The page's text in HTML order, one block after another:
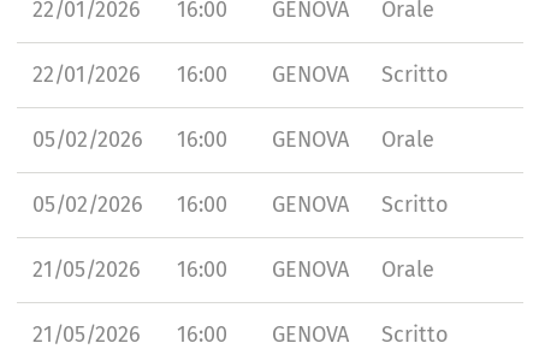
22/01/2026 16:00 GENOVA Orale
22/01/2026 16:00 GENOVA Scritto
05/02/2026 16:00 GENOVA Orale
05/02/2026 16:00 GENOVA Scritto
21/05/2026 16:00 GENOVA Orale
21/05/2026 16:00 GENOVA Scritto